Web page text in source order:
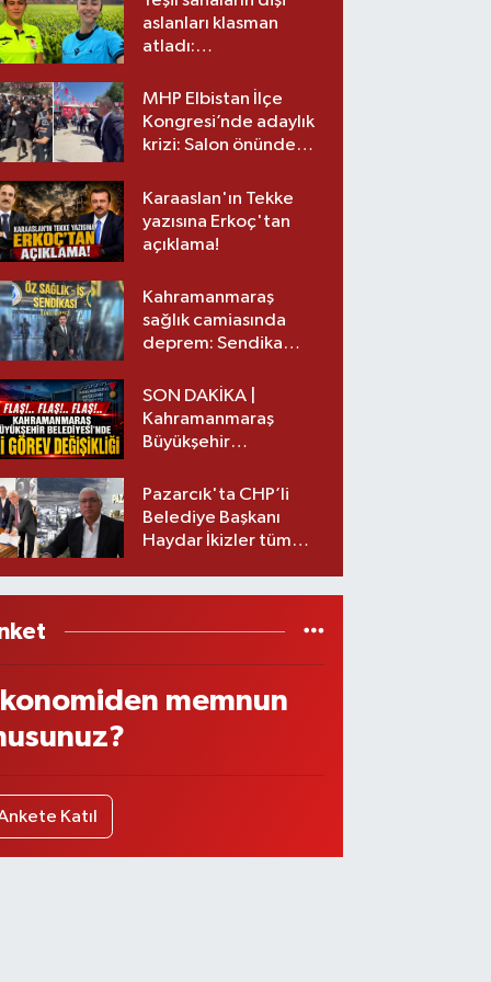
aslanları klasman
atladı:
üst lige iki transfer!
MHP Elbistan İlçe
Kongresi’nde adaylık
krizi: Salon önünde
Karaaslan'ın Tekke
yazısına Erkoç'tan
açıklama!
Kahramanmaraş
sağlık camiasında
deprem: Sendika
SON DAKİKA |
Kahramanmaraş
Büyükşehir
görev değişikliği!
Pazarcık'ta CHP’li
Belediye Başkanı
Haydar İkizler tüm
memnun
Katıl